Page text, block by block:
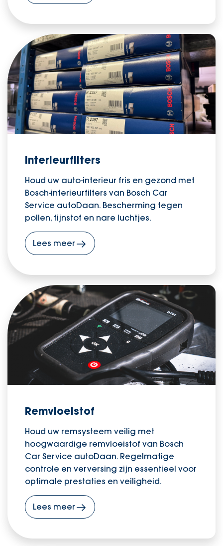
Interieurfilters
Houd uw auto-interieur fris en gezond met
Bosch-interieurfilters van Bosch Car
Service autoDaan. Bescherming tegen
pollen, fijnstof en nare luchtjes.
Lees meer
Remvloeistof
Houd uw remsysteem veilig met
hoogwaardige remvloeistof van Bosch
Car Service autoDaan. Regelmatige
controle en verversing zijn essentieel voor
optimale prestaties en veiligheid.
Lees meer